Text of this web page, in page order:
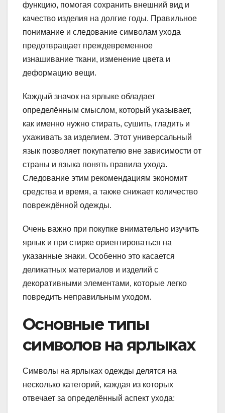
функцию, помогая сохранить внешний вид и
качество изделия на долгие годы. Правильное
понимание и следование символам ухода
предотвращает преждевременное
изнашивание ткани, изменение цвета и
деформацию вещи.
Каждый значок на ярлыке обладает
определённым смыслом, который указывает,
как именно нужно стирать, сушить, гладить и
ухаживать за изделием. Этот универсальный
язык позволяет покупателю вне зависимости от
страны и языка понять правила ухода.
Следование этим рекомендациям экономит
средства и время, а также снижает количество
повреждённой одежды.
Очень важно при покупке внимательно изучить
ярлык и при стирке ориентироваться на
указанные знаки. Особенно это касается
деликатных материалов и изделий с
декоративными элементами, которые легко
повредить неправильным уходом.
Основные типы
символов на ярлыках
Символы на ярлыках одежды делятся на
несколько категорий, каждая из которых
отвечает за определённый аспект ухода: